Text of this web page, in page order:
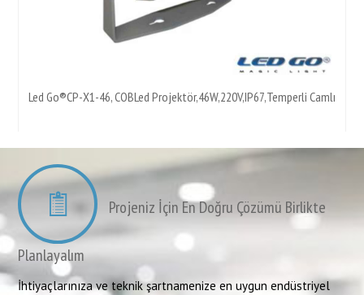
Led Go®CP-X1-46, COBLed Projektör,46W,220V,IP67,Temperli Camlı
Projeniz İçin En Doğru Çözümü Birlikte
Planlayalım
İhtiyaçlarınıza ve teknik şartnamenize en uygun endüstriyel